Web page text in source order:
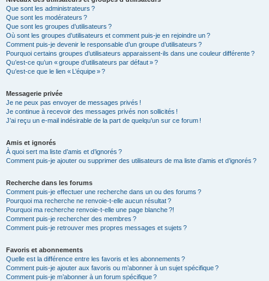
Que sont les administrateurs ?
Que sont les modérateurs ?
Que sont les groupes d’utilisateurs ?
Où sont les groupes d’utilisateurs et comment puis-je en rejoindre un ?
Comment puis-je devenir le responsable d’un groupe d’utilisateurs ?
Pourquoi certains groupes d’utilisateurs apparaissent-ils dans une couleur différente ?
Qu’est-ce qu’un « groupe d’utilisateurs par défaut » ?
Qu’est-ce que le lien « L’équipe » ?
Messagerie privée
Je ne peux pas envoyer de messages privés !
Je continue à recevoir des messages privés non sollicités !
J’ai reçu un e-mail indésirable de la part de quelqu’un sur ce forum !
Amis et ignorés
À quoi sert ma liste d’amis et d’ignorés ?
Comment puis-je ajouter ou supprimer des utilisateurs de ma liste d’amis et d’ignorés ?
Recherche dans les forums
Comment puis-je effectuer une recherche dans un ou des forums ?
Pourquoi ma recherche ne renvoie-t-elle aucun résultat ?
Pourquoi ma recherche renvoie-t-elle une page blanche ?!
Comment puis-je rechercher des membres ?
Comment puis-je retrouver mes propres messages et sujets ?
Favoris et abonnements
Quelle est la différence entre les favoris et les abonnements ?
Comment puis-je ajouter aux favoris ou m’abonner à un sujet spécifique ?
Comment puis-je m’abonner à un forum spécifique ?